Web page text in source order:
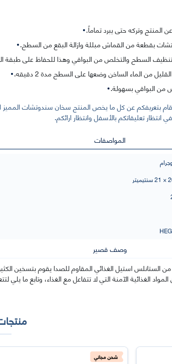
المنتج وتركه حتى يبرد تماماً.
بقطعة من القماش مبللة وازالة البقع من السطح.
السطح والتخلص من البواقي وهذا للحفاظ على طبقة
من الماء الساخن وضعها على السطح مدة 2 دقيقه.
من البواقي بسهولة.
بتعريفكم عن كل ما يخص المنتج سخان سندوتشات
انتظار تعليقاتكم بالأسفل وانتظار ارائكم.
المواصفات
وصف قصير
استيل الغذائي المقاوم للصدا يقوم بتسخين
الغذائية الآمنة التي لا تتفاعل مع الغذاء، وتابع ما يلي
شحن مجاني